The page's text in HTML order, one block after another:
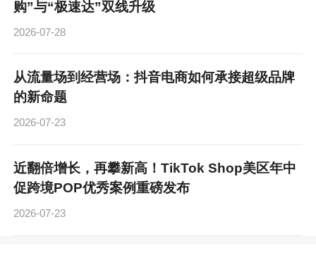
购”与“极速达”双线升级
2026-07-28
从流量场到经营场：抖音电商如何承接超级品牌
的新命题
2026-07-23
近翻倍增长，再攀新高！TikTok Shop美区年中
促跨境POP优秀案例重磅发布
2026-07-23